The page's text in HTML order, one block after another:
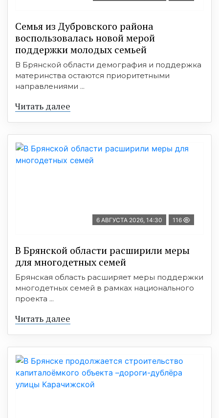
Семья из Дубровского района
воспользовалась новой мерой
поддержки молодых семьей
В Брянской области демография и поддержка
материнства остаются приоритетными
направлениями ...
Читать далее
6 АВГУСТА 2026, 14:30 116
В Брянской области расширили меры
для многодетных семей
Брянская область расширяет меры поддержки
многодетных семей в рамках национального
проекта ...
Читать далее